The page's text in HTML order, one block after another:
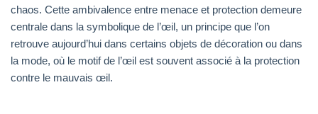
chaos. Cette ambivalence entre menace et protection demeure
centrale dans la symbolique de l’œil, un principe que l’on
retrouve aujourd’hui dans certains objets de décoration ou dans
la mode, où le motif de l’œil est souvent associé à la protection
contre le mauvais œil.